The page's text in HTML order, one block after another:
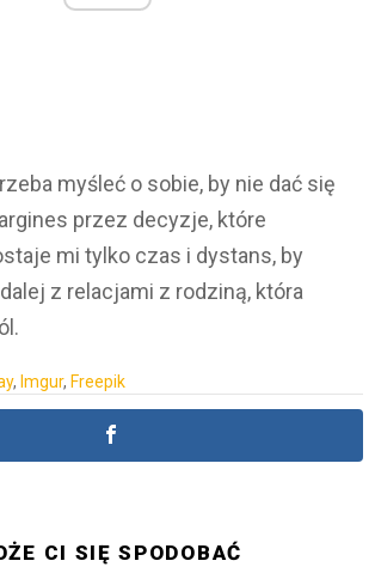
myśleć o sobie, by nie dać się
przez decyzje, które
mi tylko czas i dystans, by
z relacjami z rodziną, która
, Imgur, Freepik
CI SIĘ SPODOBAĆ